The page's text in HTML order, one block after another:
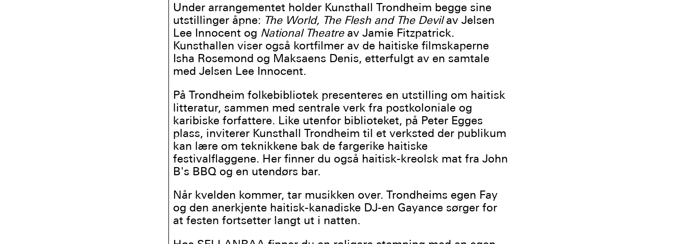
Under arrangementet holder Kunsthall Trondheim begge sine
utstillinger åpne: The World, The Flesh and The Devilav Jelsen
Lee Innocent og National Theatreav Jamie Fitzpatrick.
Kunsthallen viser også kortfilmer av de haitiske filmskaperne
Isha Rosemond og Maksaens Denis, etterfulgt av en samtale
med Jelsen Lee Innocent.
På Trondheim folkebibliotek presenteres en utstilling om haitisk
litteratur, sammen med sentrale verk fra postkoloniale og
karibiske forfattere. Like utenfor biblioteket, på Peter Egges
plass, inviterer Kunsthall Trondheim til et verksted der publikum
kan lære om teknikkene bak de fargerike haitiske
festivalflaggene. Her finner du også haitisk-kreolsk mat fra John
B's BBQ og en utendørs bar.
Når kvelden kommer, tar musikken over. Trondheims egen Fay
og den anerkjente haitisk-kanadiske DJ-en Gayance sørger for
at festen fortsetter langt ut i natten.